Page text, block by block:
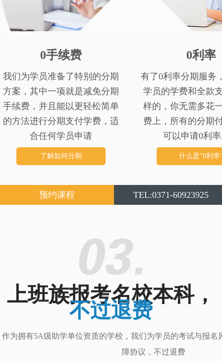
0手续费
我们为学员准备了特别的分期
方案，其中一项就是减免分期
手续费，并且能以更轻松简单
的方法进行分期支付学费，适
合任何学员申请
了解如何分期
0利率
有了0利率分期服务
学员的学费和全款
样的，你无需多花
费上，所有的分期
可以申请0利
什么是“0利率
预约课程 TEL:0371-60923925
上班族报考名校本科，
不过退费
作为拥有5A级助学单位资质的学校，我们为学员的考试与报名
障协议，不过退费